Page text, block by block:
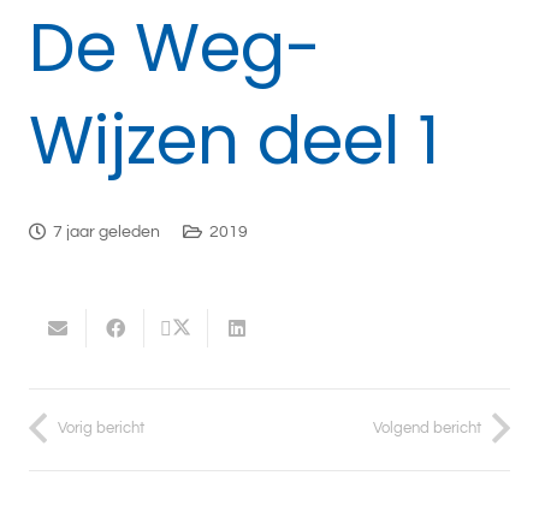
De Weg-
Wijzen deel 1
7 jaar geleden 2019
Vorig bericht Volgend bericht